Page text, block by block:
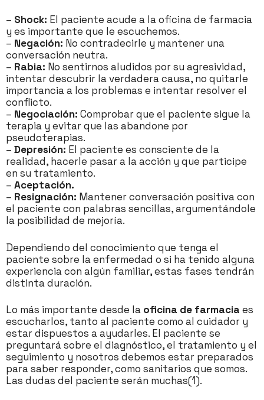
– Shock: El paciente acude a la oficina de farmacia
y es importante que le escuchemos.
– Negación: No contradecirle y mantener una
conversación neutra.
– Rabia: No sentirnos aludidos por su agresividad,
intentar descubrir la verdadera causa, no quitarle
importancia a los problemas e intentar resolver el
conflicto.
– Negociación: Comprobar que el paciente sigue la
terapia y evitar que las abandone por
pseudoterapias.
– Depresión: El paciente es consciente de la
realidad, hacerle pasar a la acción y que participe
en su tratamiento.
– Aceptación.
– Resignación: Mantener conversación positiva con
el paciente con palabras sencillas, argumentándole
la posibilidad de mejoría.
Dependiendo del conocimiento que tenga el
paciente sobre la enfermedad o si ha tenido alguna
experiencia con algún familiar, estas fases tendrán
distinta duración.
Lo más importante desde la oficina de farmacia es
escucharlos, tanto al paciente como al cuidador y
estar dispuestos a ayudarles. El paciente se
preguntará sobre el diagnóstico, el tratamiento y el
seguimiento y nosotros debemos estar preparados
para saber responder, como sanitarios que somos.
Las dudas del paciente serán muchas(1).